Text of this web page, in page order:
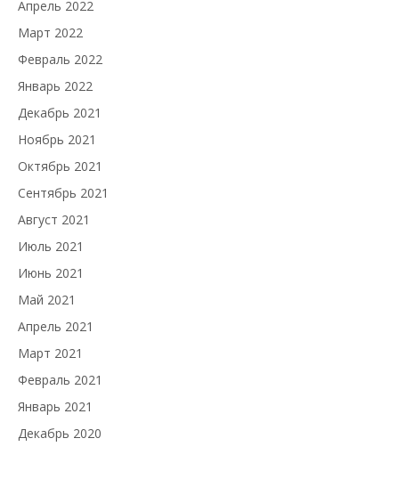
Апрель 2022
Март 2022
Февраль 2022
Январь 2022
Декабрь 2021
Ноябрь 2021
Октябрь 2021
Сентябрь 2021
Август 2021
Июль 2021
Июнь 2021
Май 2021
Апрель 2021
Март 2021
Февраль 2021
Январь 2021
Декабрь 2020